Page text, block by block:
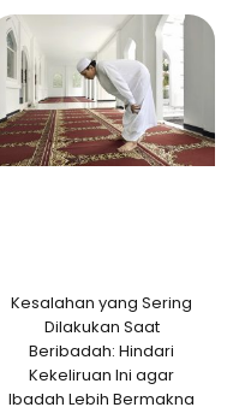
Kesalahan yang Sering
Dilakukan Saat
Beribadah: Hindari
Kekeliruan Ini agar
Ibadah Lebih Bermakna